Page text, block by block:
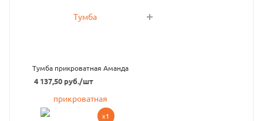
Тумба прикроватная Аманда
4 137,50руб./шт
x1